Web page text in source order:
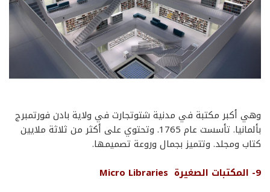
وهي أكبر مكتبة في مدنية شتوتجارت في ولاية بادن فورتمبرج
بألمانيا. تأسست عام 1765. وتحتوي على أكثر من ثلاثة ملايين
كتاب ومجلد. وتتميز بجمال وروعة تصميمها.
9- المكتبات الصغيرة Micro Libraries